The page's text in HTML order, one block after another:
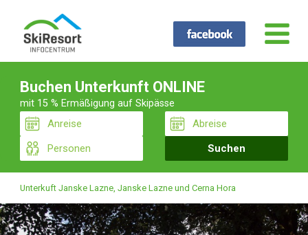
Buchen Unterkunft ONLINE
mit 15 % Ermäßigung auf Skipässe
Unterkuft Janske Lazne, Janske Lazne und Cerna Hora